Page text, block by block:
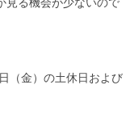
（金）の土休日および